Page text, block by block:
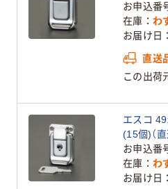
お申込番
在庫
わ
お届け日
直送
この出荷
エスコ
(15個)（直
お申込番
在庫
わ
お届け日